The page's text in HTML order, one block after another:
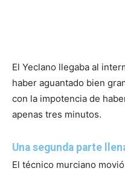
El Yeclano llegaba al
haber aguantado bien
con la impotencia de
apenas tres minutos.
Una segunda parte
El técnico murciano